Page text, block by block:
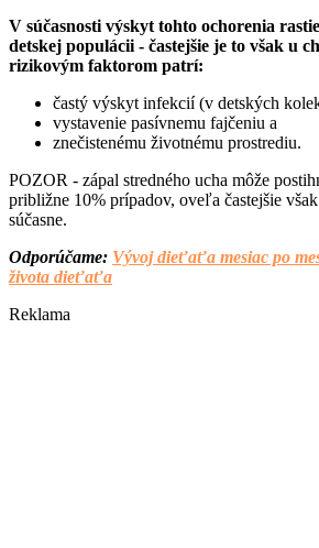
V súčasnosti výskyt tohto ochorenia
detskej populácii - častejšie je to však u
rizikovým faktorom patrí:
častý výskyt infekcií (v detských
vystavenie pasívnemu fajčeniu a
znečistenému životnému prostrediu.
POZOR - zápal stredného ucha môže
približne 10% prípadov, oveľa častejšie
súčasne.
Odporúčame: Vývoj dieťaťa mesiac po
života dieťaťa
Reklama